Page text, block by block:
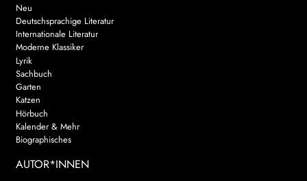
Neu
Deutschsprachige Literatur
Internationale Literatur
Moderne Klassiker
Lyrik
Sachbuch
Garten
Katzen
Hörbuch
Kalender & Mehr
Biographisches
AUTOR*INNEN